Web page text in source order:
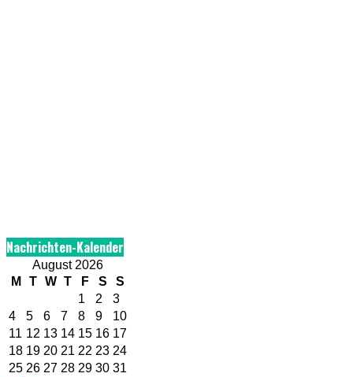
Nachrichten-Kalender
August 2026
M
T W T F S
S
1
2
3
4
5 6 7 8 9
10
11 12 13 14 15 16 17
18 19 20 21 22 23 24
25 26 27 28 29 30 31